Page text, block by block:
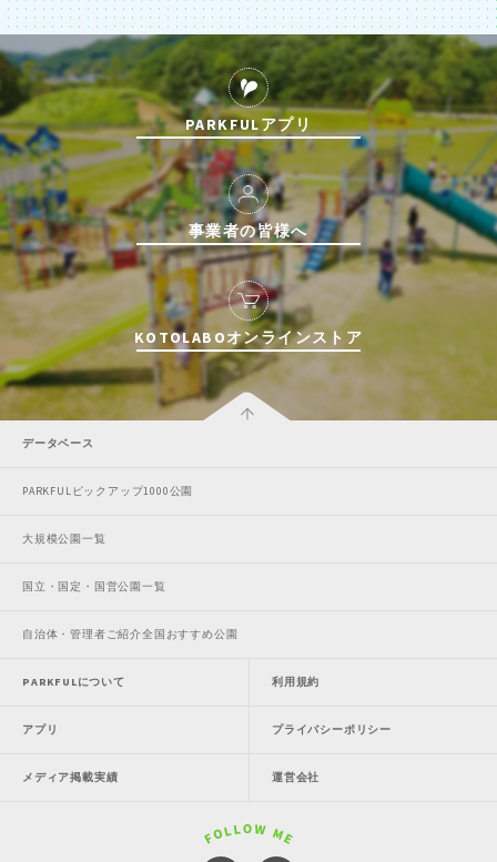
PARKFULアプリ
事業者の皆様へ
KOTOLABOオンラインストア
データベース
PARKFULピックアップ1000公園
大規模公園一覧
国立・国定・国営公園一覧
自治体・管理者ご紹介全国おすすめ公園
PARKFULについて
アプリ
メディア掲載実績
利用規約
プライバシーポリシー
運営会社